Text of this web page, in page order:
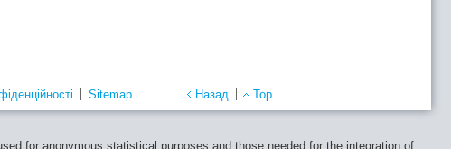
Sitemap Назад Top
for anonymous statistical purposes and those needed for the integration of